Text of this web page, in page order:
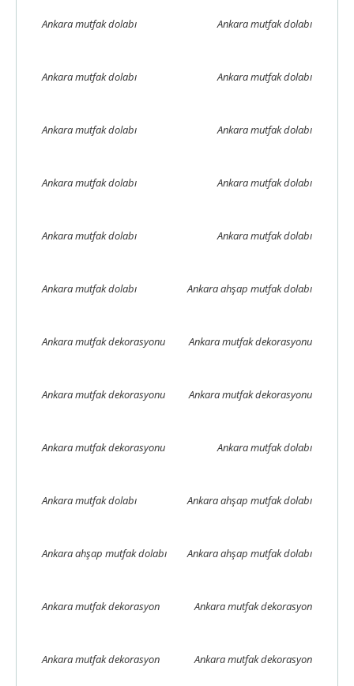
Ankara mutfak dolabı Ankara mutfak dolabı
Ankara mutfak dolabı Ankara mutfak dolabı
Ankara mutfak dolabı Ankara mutfak dolabı
Ankara mutfak dolabı Ankara mutfak dolabı
Ankara mutfak dolabı Ankara mutfak dolabı
Ankara mutfak dolabı Ankara ahşap mutfak dolabı
Ankara mutfak dekorasyonu Ankara mutfak dekorasyonu
Ankara mutfak dekorasyonu Ankara mutfak dekorasyonu
Ankara mutfak dekorasyonu Ankara mutfak dolabı
Ankara mutfak dolabı Ankara ahşap mutfak dolabı
Ankara ahşap mutfak dolabı Ankara ahşap mutfak dolabı
Ankara mutfak dekorasyon Ankara mutfak dekorasyon
Ankara mutfak dekorasyon Ankara mutfak dekorasyon